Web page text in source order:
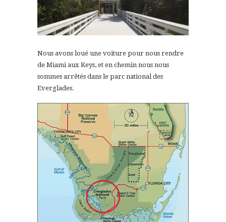
Nous avons loué une voiture pour nous rendre
de Miami aux Keys, et en chemin nous nous
sommes arrêtés dans le parc national des
Everglades.